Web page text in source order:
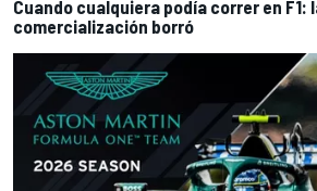
Cuando cualquiera podía correr en F1:
comercialización borró